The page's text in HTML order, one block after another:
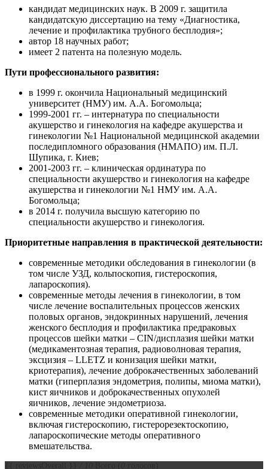
кандидат медицинских наук. В 2009 г. защитила
кандидатскую диссертацию на тему «Диагностика,
лечение и профилактика трубного бесплодия»;
автор 18 научных работ;
имеет 2 патента на полезную модель.
Пути профессионального развития:
в 1999 г. окончила Национальный медицинский
университет (НМУ) им. А.А. Богомольца;
1999-2001 гг. – интернатура по специальности
акушерство и гинекология на кафедре акушерства и
гинекологии №1 Национальной медицинской академии
последипломного образования (НМАПО) им. П.Л.
Шупика, г. Киев;
2001-2003 гг. – клиническая ординатура по
специальности акушерство и гинекология на кафедре
акушерства и гинекологии №1 НМУ им. А.А.
Богомольца;
в 2014 г. получила высшую категорию по
специальности акушерство и гинекология.
Приоритетные направления в практической деятельности:
современные методики обследования в гинекологии (в
том числе УЗД, кольпоскопия, гистероскопия,
лапароскопия).
современные методы лечения в гинекологии, в том
числе лечение воспалительных процессов женских
половых органов, эндокринных нарушений, лечения
женского бесплодия и профилактика предраковых
процессов шейки матки – CIN/дисплазия шейки матки
(медикаментозная терапия, радиоволновая терапия,
эксцизия – LLETZ и конизация шейки матки,
криотерапия), лечение доброкачественных заболеваний
матки (гиперплазия эндометрия, полипы, миома матки),
кист яичников и доброкачественных опухолей
яичников, лечение эндометриоза.
современные методики оперативной гинекологии,
включая гистероскопию, гистерорезектоскопию,
лапароскопические методы оперативного
вмешательства.